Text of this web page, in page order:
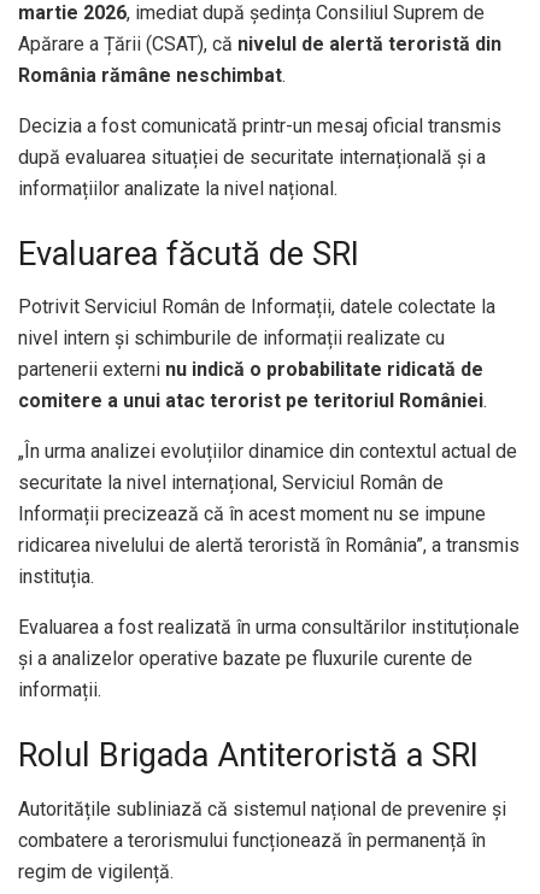
martie 2026, imediat după ședința Consiliul Suprem de
Apărare a Țării (CSAT), că nivelul de alertă teroristă din
România rămâne neschimbat.
Decizia a fost comunicată printr-un mesaj oficial transmis
după evaluarea situației de securitate internațională și a
informațiilor analizate la nivel național.
Evaluarea făcută de SRI
Potrivit Serviciul Român de Informații, datele colectate la
nivel intern și schimburile de informații realizate cu
partenerii externi nu indică o probabilitate ridicată de
comitere a unui atac terorist pe teritoriul României.
„În urma analizei evoluțiilor dinamice din contextul actual de
securitate la nivel internațional, Serviciul Român de
Informații precizează că în acest moment nu se impune
ridicarea nivelului de alertă teroristă în România”, a transmis
instituția.
Evaluarea a fost realizată în urma consultărilor instituționale
și a analizelor operative bazate pe fluxurile curente de
informații.
Rolul Brigada Antiteroristă a SRI
Autoritățile subliniază că sistemul național de prevenire și
combatere a terorismului funcționează în permanență în
regim de vigilență.